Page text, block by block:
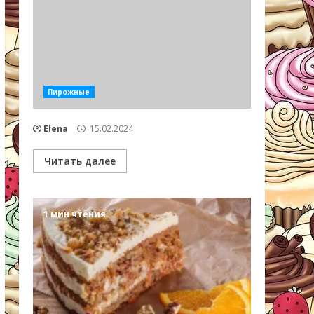
Пирожные
Elena 15.02.2024
Читать далее
1 мин чтения